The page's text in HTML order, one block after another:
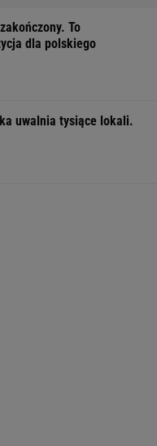
To
dla polskiego
uwalnia tysiące lokali.